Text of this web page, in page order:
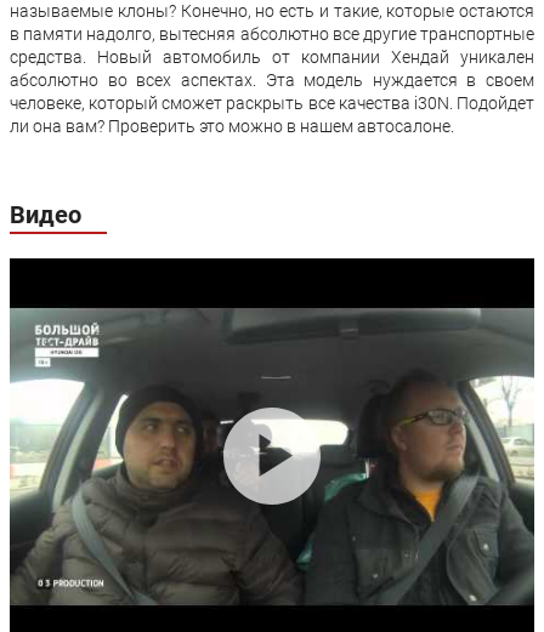
Производство: Корея
Гарантия: 5 лет или 150000 км пробега
называемые клоны? Конечно, но есть и такие, которые остаются
в памяти надолго, вытесняя абсолютно все другие транспортные
средства. Новый автомобиль от компании Хендай уникален
абсолютно во всех аспектах. Эта модель нуждается в своем
человеке, который сможет раскрыть все качества i30N. Подойдет
ли она вам? Проверить это можно в нашем автосалоне.
Видео